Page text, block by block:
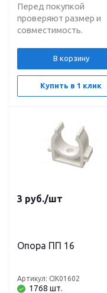
Перед покупкой
проверяют размер и
совместимость.
В корзину
Купить в 1 клик
3 руб./шт
Опора ПП 16
1768 шт.
Артикул: CIK01602